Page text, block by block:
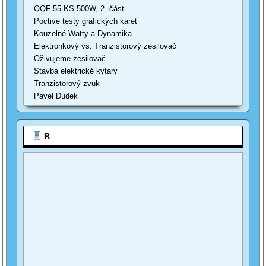
QQF-55 KS 500W, 2. část
Poctivé testy grafických karet
Kouzelné Watty a Dynamika
Elektronkový vs. Tranzistorový zesilovač
Oživujeme zesilovač
Stavba elektrické kytary
Tranzistorový zvuk
Pavel Dudek
R